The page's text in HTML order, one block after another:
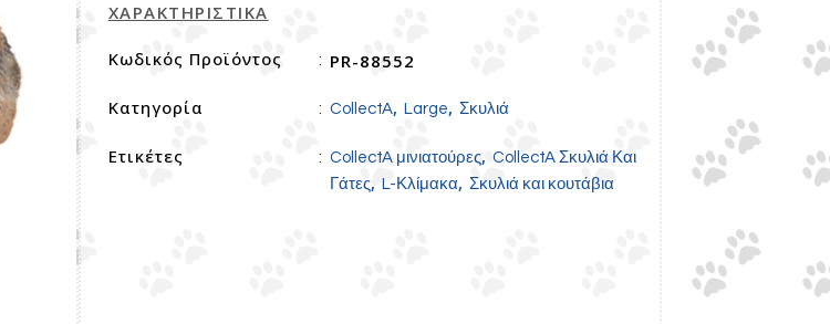
ΧΑΡΑΚΤΗΡΙΣΤΙΚΑ
Κωδικός Προϊόντος : PR-88552
Κατηγορία : CollectA, Large, Σκυλιά
Ετικέτες : CollectA μινιατούρες, CollectA Σκυλιά Και
Γάτες, L-Κλίμακα, Σκυλιά και κουτάβια